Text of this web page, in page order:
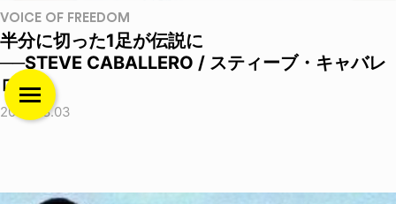
VOICE OF FREEDOM
半分に切った1足が伝説に
──STEVE CABALLERO / スティーブ・キャバレ
ロ
2026.08.03